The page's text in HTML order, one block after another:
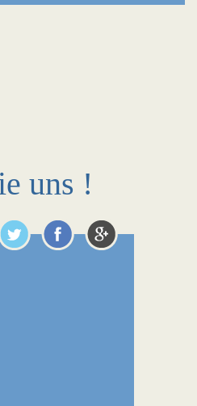
uns !